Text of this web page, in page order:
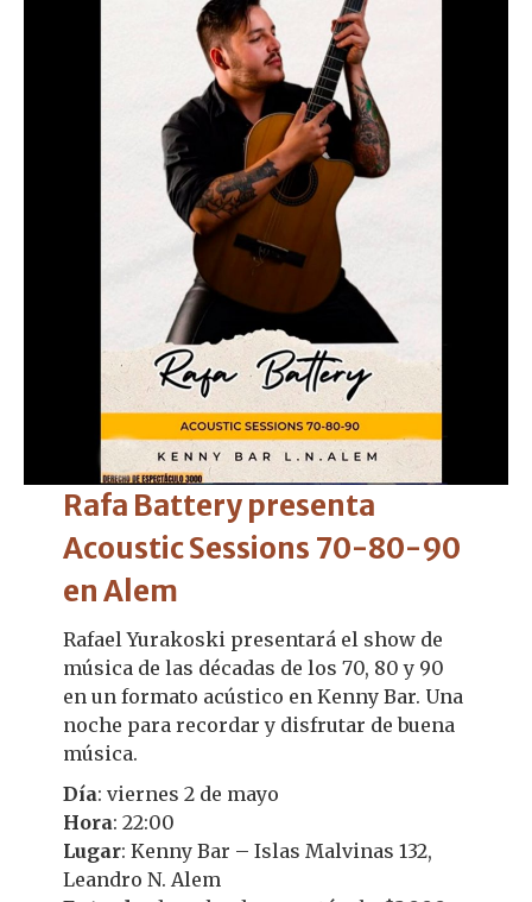
Rafa Battery presenta
Acoustic Sessions 70-80-90
en Alem
Rafael Yurakoski presentará el show de
música de las décadas de los 70, 80 y 90
en un formato acústico en Kenny Bar. Una
noche para recordar y disfrutar de buena
música.
Día: viernes 2 de mayo
Hora: 22:00
Lugar: Kenny Bar – Islas Malvinas 132,
Leandro N. Alem